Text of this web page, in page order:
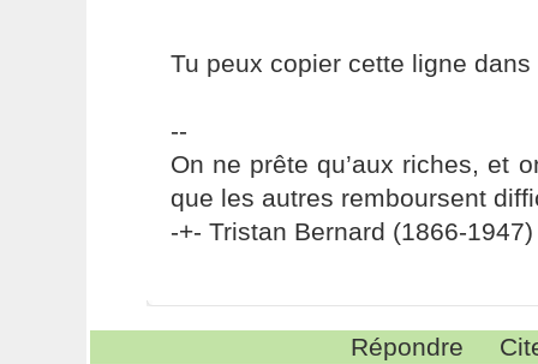
Tu peux copier cette ligne
--
On ne prête qu’aux riches, et
que les autres remboursent
-+- Tristan Bernard (1866-1947)
Répondre